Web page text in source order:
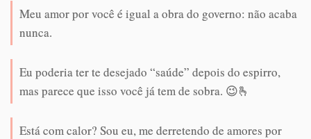
Meu amor por você é igual a obra do governo: não acaba
nunca.
Eu poderia ter te desejado “saúde” depois do espirro,
mas parece que isso você já tem de sobra. 😉🫰
Está com calor? Sou eu, me derretendo de amores por